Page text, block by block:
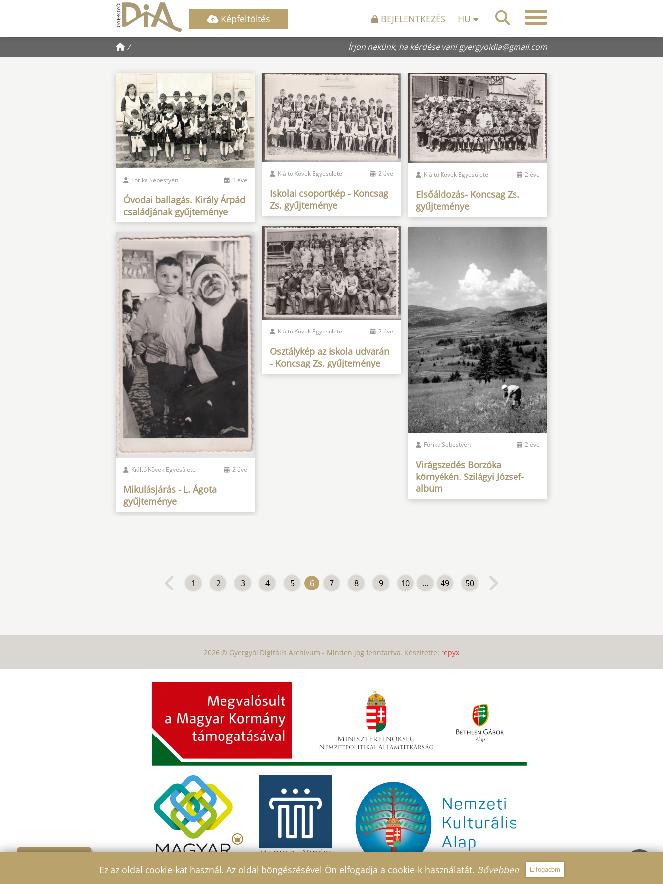
Képfeltöltés BEJELENTKEZÉS HU
/ Írjon nekünk, ha kérdése van!gyergyoidia@gmail.com
Fórika Sebestyén 1 éve
Óvodai ballagás. Király Árpád
családjának gyűjteménye
Kiáltó Kövek Egyesülete 2 éve
Mikulásjárás - L. Ágota
gyűjteménye
Kiáltó Kövek Egyesülete 2 éve
Iskolai csoportkép - Koncsag
Zs. gyűjteménye
Kiáltó Kövek Egyesülete 2 éve
Osztálykép az iskola udvarán
- Koncsag Zs. gyűjteménye
Kiáltó Kövek Egyesülete 2 éve
Elsőáldozás- Koncsag Zs.
gyűjteménye
Fórika Sebestyén 2 éve
Virágszedés Borzóka
környékén. Szilágyi József-
album
1 2 3 4 5 6 7 8 9 10 ... 49 50
2026 © Gyergyói Digitális Archívum - Minden jog fenntartva. Készítette: repyx
Ez az oldal cookie-kat használ. Az oldal böngészésével Ön elfogadja a cookie-k használatát. Bővebben Elfogadom